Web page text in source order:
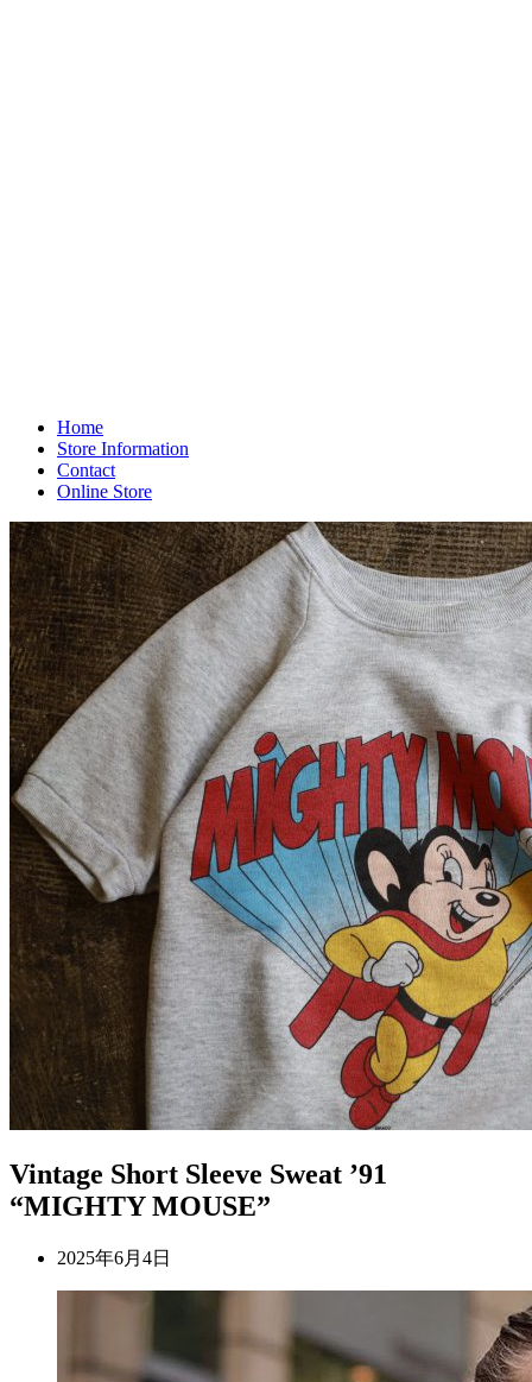
Home
Store Information
Contact
Online Store
Vintage Short Sleeve Sweat ’91
“MIGHTY MOUSE”
2025年6月4日